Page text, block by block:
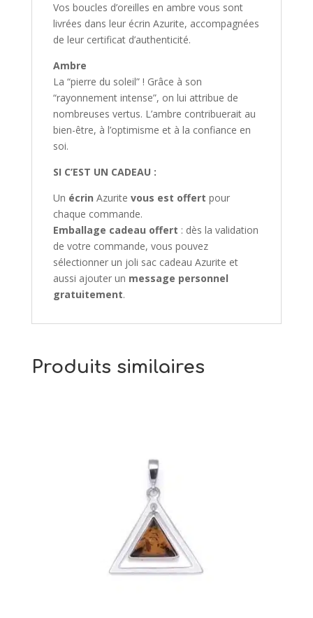
Vos boucles d’oreilles en ambre vous sont
livrées dans leur écrin Azurite, accompagnées
de leur certificat d’authenticité.
Ambre
La “pierre du soleil” ! Grâce à son
“rayonnement intense”, on lui attribue de
nombreuses vertus. L’ambre contribuerait au
bien-être, à l’optimisme et à la confiance en
soi.
SI C’EST UN CADEAU :
Un écrin Azurite vous est offert pour
chaque commande.
Emballage cadeau offert : dès la validation
de votre commande, vous pouvez
sélectionner un joli sac cadeau Azurite et
aussi ajouter un message personnel
gratuitement.
Produits similaires